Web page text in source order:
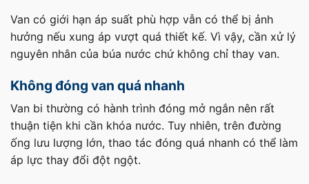
Van có giới hạn áp suất phù hợp vẫn có thể bị ảnh
hưởng nếu xung áp vượt quá thiết kế. Vì vậy, cần xử lý
nguyên nhân của búa nước chứ không chỉ thay van.
Không đóng van quá nhanh
Van bi thường có hành trình đóng mở ngắn nên rất
thuận tiện khi cần khóa nước. Tuy nhiên, trên đường
ống lưu lượng lớn, thao tác đóng quá nhanh có thể làm
áp lực thay đổi đột ngột.